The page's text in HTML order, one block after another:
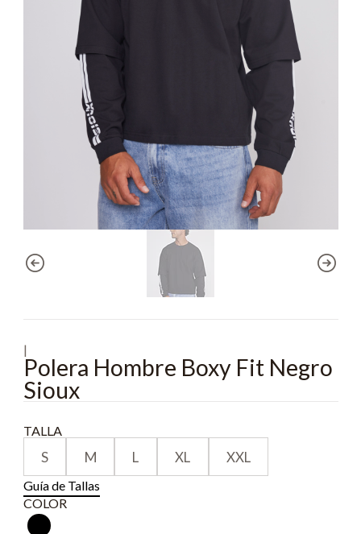
|
Polera Hombre Boxy Fit Negro
Sioux
TALLA
S M L XL XXL
Guía de Tallas
COLOR